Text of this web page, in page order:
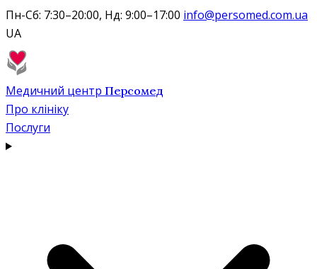
Пн-Сб: 7:30–20:00, Нд: 9:00–17:00 info@persomed.com.ua
UA
Медичний центр Персомед
Про клініку
Послуги